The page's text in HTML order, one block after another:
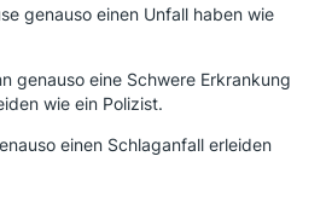
genauso einen Unfall haben wie
genauso eine Schwere Erkrankung
wie ein Polizist.
einen Schlaganfall erleiden